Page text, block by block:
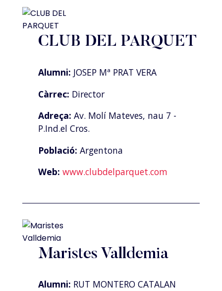
CLUB DEL PARQUET
Alumni: JOSEP Mª PRAT VERA
Càrrec: Director
Adreça: Av. Molí Mateves, nau 7 -
P.Ind.el Cros.
Població: Argentona
Web: www.clubdelparquet.com
Maristes Valldemia
Alumni: RUT MONTERO CATALAN